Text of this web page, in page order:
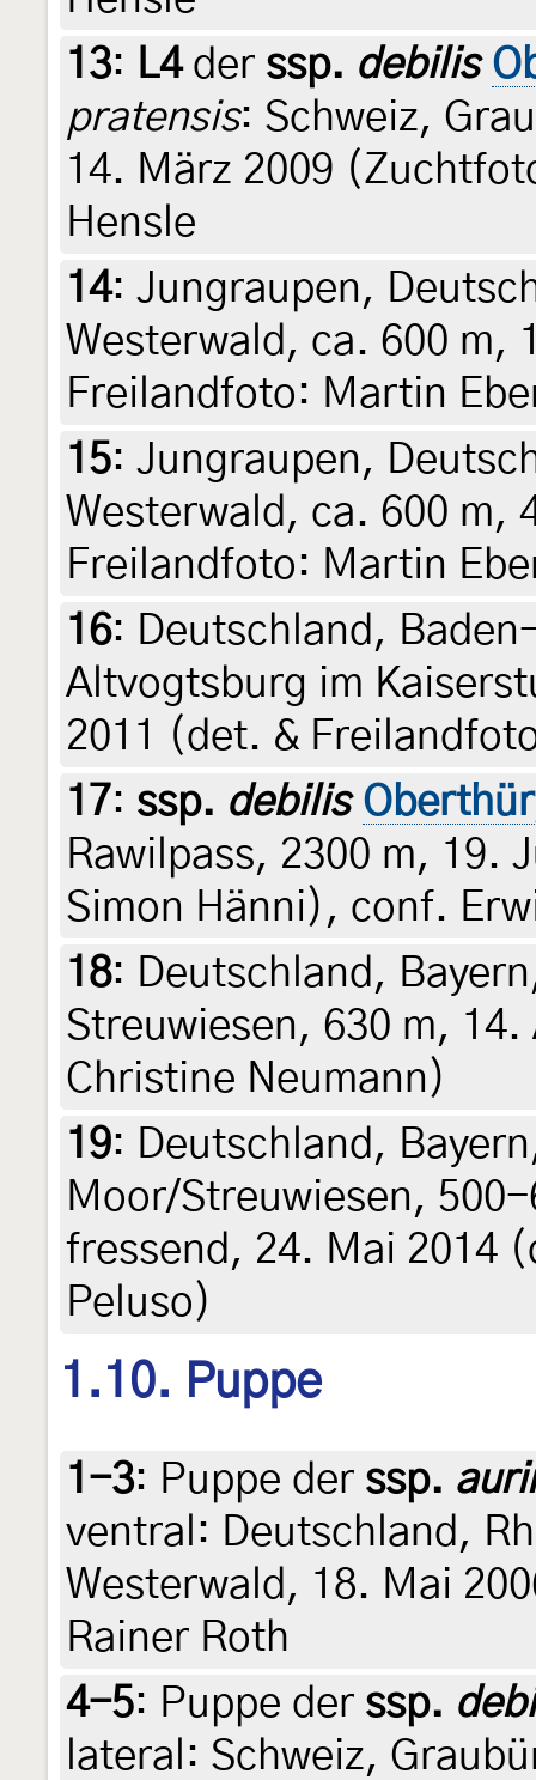
13: L4der ssp. debilis
pratensis: Schweiz,
14. März 2009
Hensle
14: Jungraupen,
Westerwald, ca. 600 m,
Freilandfoto: Martin
15: Jungraupen,
Westerwald, ca. 600 m,
Freilandfoto: Martin
16: Deutschland,
Altvogtsburg im
2011 (det. &
17: ssp. debilis
Rawilpass, 2300 m, 19.
Simon Hänni), conf.
18: Deutschland,
Streuwiesen, 630 m,
Christine Neumann)
19: Deutschland,
Moor/Streuwiesen,
fressend, 24. Mai 2014
Peluso)
1.10. Puppe
1-3: Puppe der ssp.
ventral: Deutschland,
Westerwald, 18. Mai
Rainer Roth
4-5: Puppe der ssp.
lateral: Schweiz,